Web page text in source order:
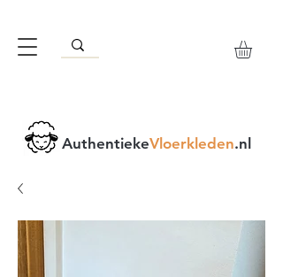
AuthentiekeVloerkleden.nl